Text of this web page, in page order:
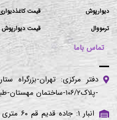
دیوارپوش
ترمووال
قیمت
قیمت دیوارپوش
تماس باما
دفتر مرکزی: تهران-بزرگراه
-پلاک۱۰۶/۲-ساختمان مهستان-طبقه۴-واحد ۱۶
انبار ۱: